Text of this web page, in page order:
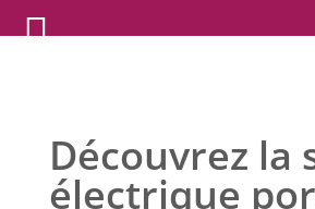
Découvrez la
électrique